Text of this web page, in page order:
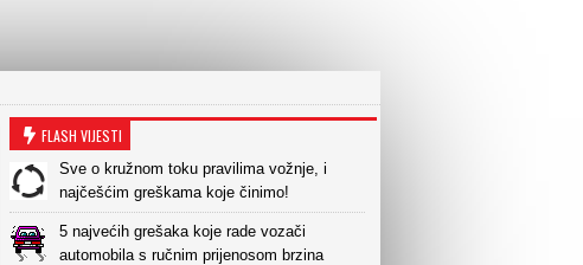
FLASH VIJESTI
Sve o kružnom toku pravilima vožnje, i
najčešćim greškama koje činimo!
5 najvećih grešaka koje rade vozači
automobila s ručnim prijenosom brzina